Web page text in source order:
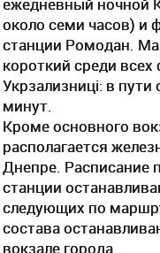
около семи часов) и
станции Ромодан.
короткий среди
Укрзализницi: в пути
минут.
Кроме основного
располагается
Днепре. Расписание
станции
следующих по
состава
вокзале города.